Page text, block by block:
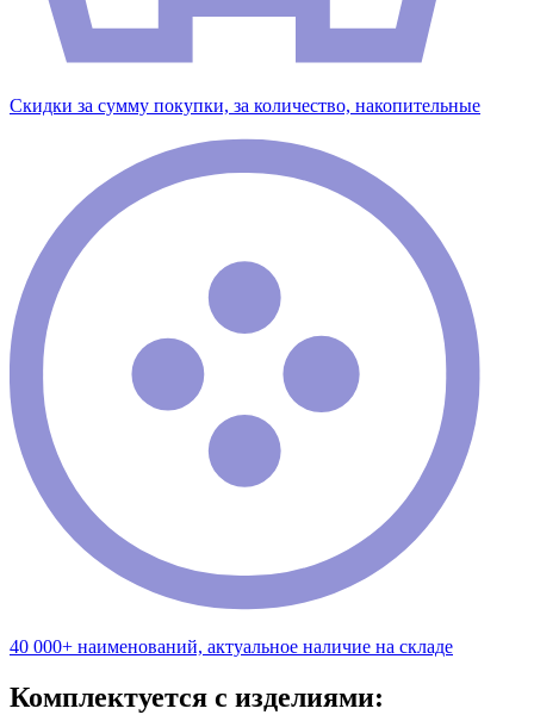
Скидки за сумму покупки, за количество, накопительные
40 000+ наименований, актуальное наличие на складе
Комплектуется с изделиями: